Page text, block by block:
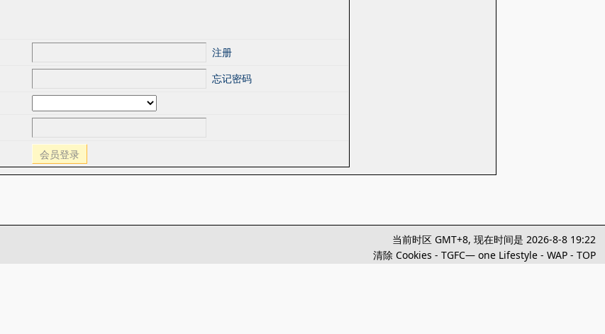
注册
忘记密码
会员登录
当前时区 GMT+8, 现在时间是 2026-8-8 19:22
清除 Cookies - TGFC— one Lifestyle- WAP- TOP